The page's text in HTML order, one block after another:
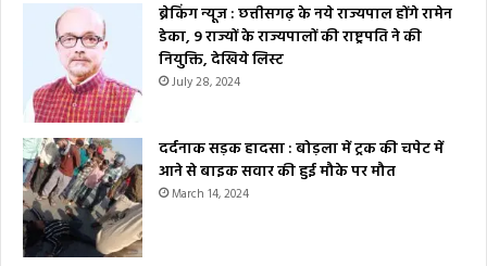
ब्रेकिंग न्यूज : छत्तीसगढ़ के नये राज्यपाल होंगे रामेन
डेका, 9 राज्यों के राज्यपालों की राष्ट्रपति ने की
नियुक्ति, देखिये लिस्ट
July 28, 2024
दर्दनाक सड़क हादसा : बोड़ला में ट्रक की चपेट में
आने से बाइक सवार की हुई मौके पर मौत
March 14, 2024